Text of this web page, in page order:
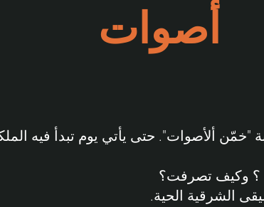
أصوات
"خمّن ألأصوات". حتى يأتي يوم تبدأ فيه
؟ وكيف تصرفت؟
الشرقية الحية.